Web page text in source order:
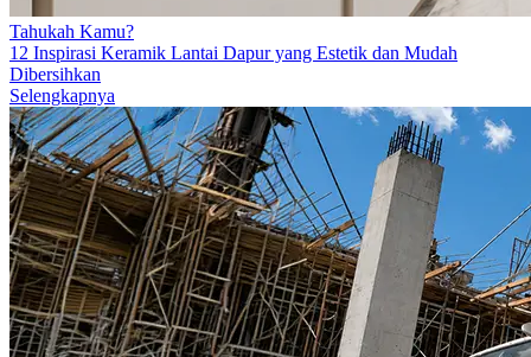
Tahukah Kamu?
12 Inspirasi Keramik Lantai Dapur yang Estetik dan Mudah
Dibersihkan
Selengkapnya